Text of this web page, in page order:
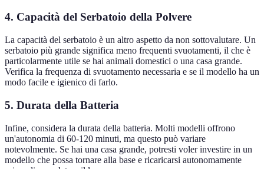
4. Capacità del Serbatoio della Polvere
La capacità del serbatoio è un altro aspetto da non sottovalutare. Un
serbatoio più grande significa meno frequenti svuotamenti, il che è
particolarmente utile se hai animali domestici o una casa grande.
Verifica la frequenza di svuotamento necessaria e se il modello ha un
modo facile e igienico di farlo.
5. Durata della Batteria
Infine, considera la durata della batteria. Molti modelli offrono
un'autonomia di 60-120 minuti, ma questo può variare
notevolmente. Se hai una casa grande, potresti voler investire in un
modello che possa tornare alla base e ricaricarsi autonomamente